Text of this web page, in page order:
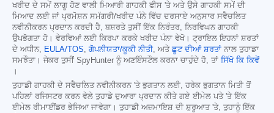
ਖਰੀਦ ਦੇ ਸਮੇਂ ਲਾਗੂ ਹੋਣ ਵਾਲੀ ਮਿਆਰੀ ਗਾਹਕੀ ਫੀਸ 'ਤੇ ਅਤੇ ਉਸੇ ਗਾਹਕੀ ਸਮੇਂ ਦੀ
ਮਿਆਦ ਲਈ ਜਾਂ ਪ੍ਰਮੋਸ਼ਨ ਸਮੱਗਰੀ/ਖਰੀਦ ਪੰਨੇ ਵਿੱਚ ਦਰਸਾਏ ਅਨੁਸਾਰ ਸਵੈਚਲਿਤ
ਨਵੀਨੀਕਰਨ ਪ੍ਰਦਾਨ ਕਰਦੀ ਹੈ, ਬਸ਼ਰਤੇ ਤੁਸੀਂ ਇੱਕ ਨਿਰੰਤਰ, ਨਿਰਵਿਘਨ ਗਾਹਕੀ
ਉਪਭੋਗਤਾ ਹੋ। ਵੇਰਵਿਆਂ ਲਈ ਕਿਰਪਾ ਕਰਕੇ ਖਰੀਦ ਪੰਨਾ ਵੇਖੋ। ਟ੍ਰਾਇਲ ਇਹਨਾਂ ਸ਼ਰਤਾਂ
ਦੇ ਅਧੀਨ, EULA/TOS, ਗੋਪਨੀਯਤਾ/ਕੂਕੀ ਨੀਤੀ, ਅਤੇ ਛੂਟ ਦੀਆਂ ਸ਼ਰਤਾਂ ਨਾਲ ਤੁਹਾਡਾ
ਸਮਝੌਤਾ। ਜੇਕਰ ਤੁਸੀਂ SpyHunter ਨੂੰ ਅਣਇੰਸਟੌਲ ਕਰਨਾ ਚਾਹੁੰਦੇ ਹੋ, ਤਾਂ ਸਿੱਖੋ ਕਿ ਕਿਵੇਂ
।
ਤੁਹਾਡੀ ਗਾਹਕੀ ਦੇ ਸਵੈਚਲਿਤ ਨਵੀਨੀਕਰਨ 'ਤੇ ਭੁਗਤਾਨ ਲਈ, ਹਰੇਕ ਭੁਗਤਾਨ ਮਿਤੀ ਤੋਂ
ਪਹਿਲਾਂ ਰਜਿਸਟਰ ਕਰਨ ਵੇਲੇ ਤੁਹਾਡੇ ਦੁਆਰਾ ਪ੍ਰਦਾਨ ਕੀਤੇ ਗਏ ਈਮੇਲ ਪਤੇ 'ਤੇ ਇੱਕ
ਈਮੇਲ ਰੀਮਾਈਂਡਰ ਭੇਜਿਆ ਜਾਵੇਗਾ। ਤੁਹਾਡੀ ਅਜ਼ਮਾਇਸ਼ ਦੀ ਸ਼ੁਰੂਆਤ 'ਤੇ, ਤੁਹਾਨੂੰ ਇੱਕ